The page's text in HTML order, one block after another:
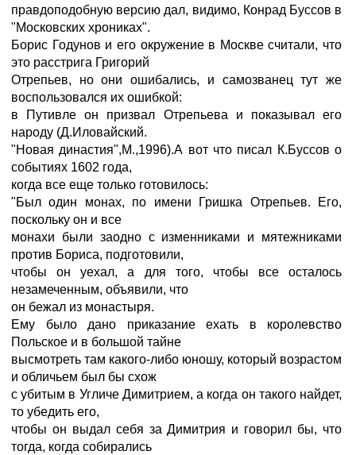
правдоподобную версию дал, видимо, Конрад Буссов в
"Московских хрониках".
Борис Годунов и его окружение в Москве считали, что
это расстрига Григорий
Отрепьев, но они ошибались, и самозванец тут же
воспользовался их ошибкой:
в Путивле он призвал Отрепьева и показывал его
народу (Д.Иловайский.
"Hовая династия",М.,1996).А вот что писал К.Буссов о
событиях 1602 года,
когда все еще только готовилось:
"Был один монах, по имени Гришка Отрепьев. Его,
поскольку он и все
монахи были заодно с изменниками и мятежниками
против Бориса, подготовили,
чтобы он уехал, а для того, чтобы все осталось
незамеченным, объявили, что
он бежал из монастыря.
Ему было дано приказание ехать в королевство
Польское и в большой тайне
высмотреть там какого-либо юношу, который возрастом
и обличьем был бы схож
с убитым в Угличе Димитрием, а когда он такого найдет,
то убедить его,
чтобы он выдал себя за Димитрия и говорил бы, что
тогда, когда собирались